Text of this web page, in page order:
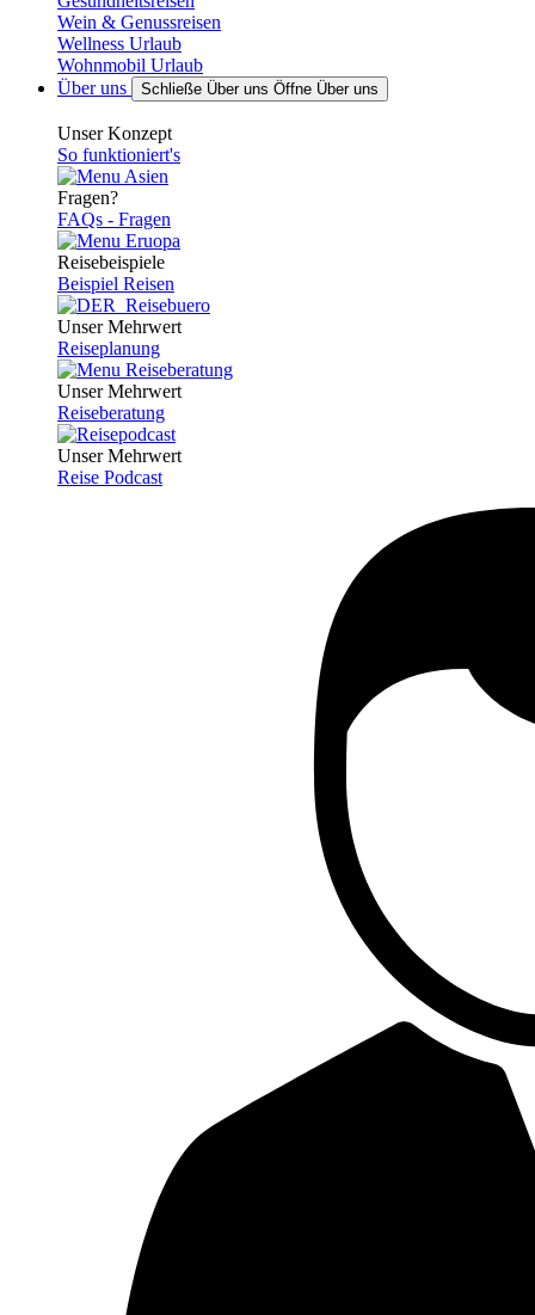
Wein & Genussreisen
Wellness Urlaub
Wohnmobil Urlaub
Über uns
Schließe Über uns Öffne Über uns
Unser Konzept
So funktioniert's
Fragen?
FAQs - Fragen
Reisebeispiele
Beispiel Reisen
Unser Mehrwert
Reiseplanung
Unser Mehrwert
Reiseberatung
Unser Mehrwert
Reise Podcast